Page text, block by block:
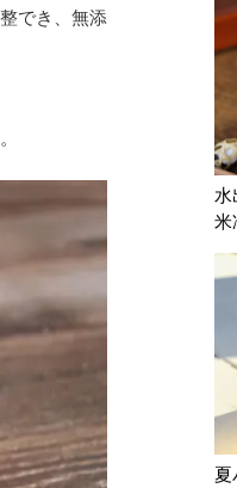
でき、無添
水
米
夏